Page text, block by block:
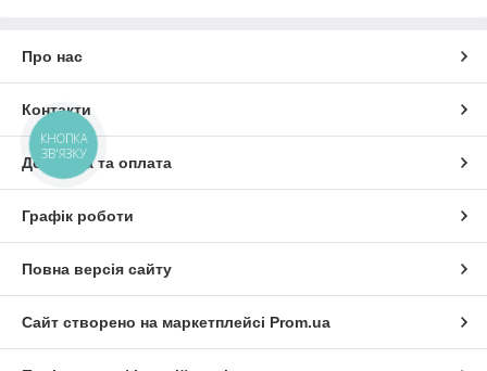
Про нас
Контакти
Доставка та оплата
Графік роботи
Повна версія сайту
Сайт створено на маркетплейсі Prom.ua
КНОПКА
ЗВ'ЯЗКУ